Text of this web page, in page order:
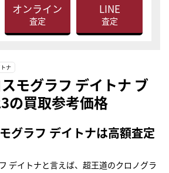
オンライン
査定
LINE
査定
ナ
モグラフ デイトナ ブ
の買取参考価格
グラフ デイトナは高額査定
デイトナと言えば、超王道のクロノグラ